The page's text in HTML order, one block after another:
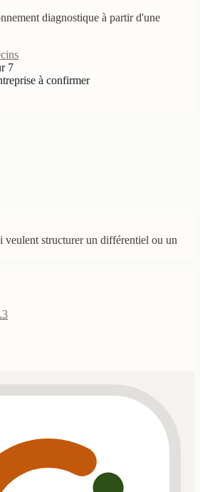
diagnostique à partir d'une
7
à confirmer
veulent structurer un différentiel ou un